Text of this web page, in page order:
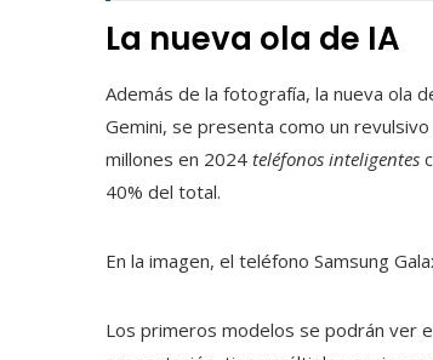
La nueva ola de IA
Además de la fotografía, la nueva ola
Gemini, se presenta como un
millones en 2024 teléfonos inteligentes
40% del total.
En la imagen, el teléfono Samsung
Los primeros modelos se podrán ver